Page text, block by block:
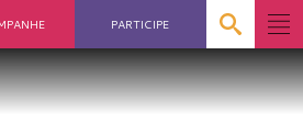
PARTICIPE